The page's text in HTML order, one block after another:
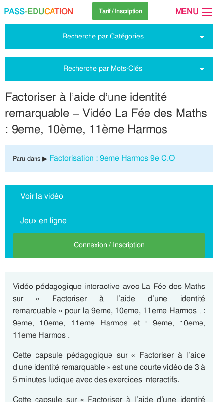
PASS-EDUCATION Tarif / Inscription MENU
Recherche par Catégories
Recherche par Mots-Clés
Factoriser à l’aide d’une identité
remarquable – Vidéo La Fée des Maths
: 9eme, 10ème, 11ème Harmos
Paru dans ▶ Factorisation : 9eme Harmos 9e C.O
Voir la vidéo
Jeux en ligne
Connexion / Inscription
Vidéo pédagogique interactive avec La Fée des Maths
sur « Factoriser à l’aide d’une identité
remarquable » pour la 9eme, 10eme, 11eme Harmos , :
9eme, 10eme, 11eme Harmos et : 9eme, 10eme,
11eme Harmos .
Cette capsule pédagogique sur « Factoriser à l’aide
d’une identité remarquable » est une courte vidéo de 3 à
5 minutes ludique avec des exercices interactifs.
Cette capsule sur « Factoriser à l’aide d’une identité